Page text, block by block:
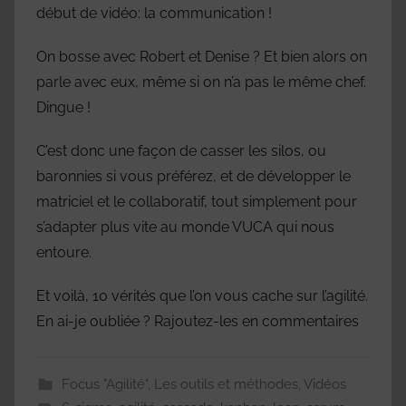
début de vidéo: la communication !
On bosse avec Robert et Denise ? Et bien alors on
parle avec eux, même si on n’a pas le même chef.
Dingue !
C’est donc une façon de casser les silos, ou
baronnies si vous préférez, et de développer le
matriciel et le collaboratif, tout simplement pour
s’adapter plus vite au monde VUCA qui nous
entoure.
Et voilà, 10 vérités que l’on vous cache sur l’agilité.
En ai-je oubliée ? Rajoutez-les en commentaires
Focus "Agilité", Les outils et méthodes, Vidéos